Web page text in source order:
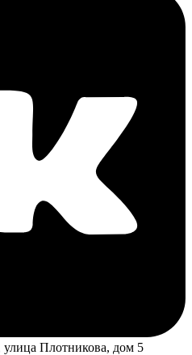
Плотникова, дом 5